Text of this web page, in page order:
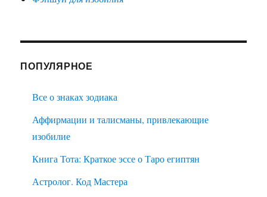
ПОПУЛЯРНОЕ
Все о знаках зодиака
Аффирмации и талисманы, привлекающие
изобилие
Книга Тота: Краткое эссе о Таро египтян
Астролог. Код Мастера